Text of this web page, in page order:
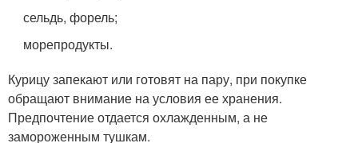
сельдь, форель;
морепродукты.
Курицу запекают или готовят на пару, при покупке
обращают внимание на условия ее хранения.
Предпочтение отдается охлажденным, а не
замороженным тушкам.